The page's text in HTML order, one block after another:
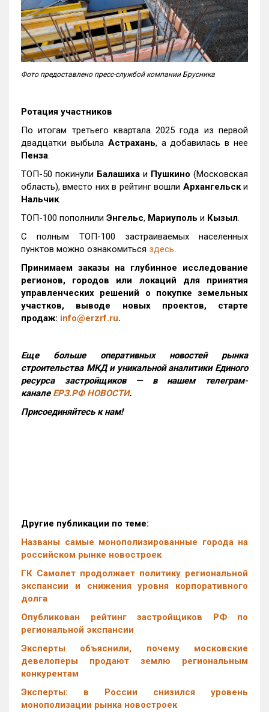
Фото предоставлено пресс-службой компании Брусника
Ротация участников
По итогам третьего квартала 2025 года из первой
двадцатки выбыла Астрахань, а добавилась в нее
Пенза.
ТОП-50 покинули Балашиха и Пушкино (Московская
область), вместо них в рейтинг вошли Архангельски
Нальчик.
ТОП-100 пополнили Энгельс, Мариуполь и Кызыл.
С полным ТОП-100 застраиваемых населенных
пунктов можно ознакомиться здесь.
Принимаем заказы на глубинное исследование
регионов, городов или локаций для принятия
управленческих решений о покупке земельных
участков, выводе новых проектов, старте
продаж: info@erzrf.ru.
Еще больше оперативных новостей рынка
строительства МКД и уникальной аналитики Единого
ресурса застройщиков — в нашем телеграм-
канале ЕРЗ.РФ НОВОСТИ.
Присоединяйтесь к нам!
Другие публикации по теме:
Названы самые монополизированные города на
российском рынке новостроек
ГК Самолет продолжает политику региональной
экспансии и снижения уровня корпоративного
долга
Опубликован рейтинг застройщиков РФ по
региональной экспансии
Эксперты объяснили, почему московские
девелоперы продают землю региональным
конкурентам
Эксперты: в России снизился уровень
монополизации рынка новостроек